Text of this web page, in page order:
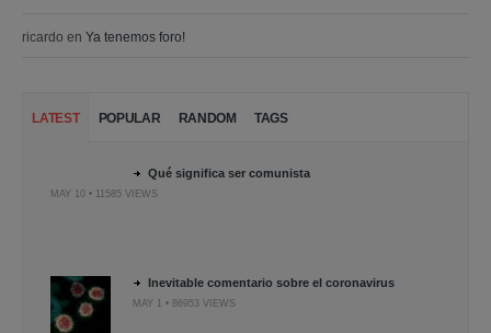
ricardo en Ya tenemos foro!
LATEST POPULAR RANDOM TAGS
Qué significa ser comunista
MAY 10 • 11585 VIEWS
Inevitable comentario sobre el coronavirus
MAY 1 • 86953 VIEWS